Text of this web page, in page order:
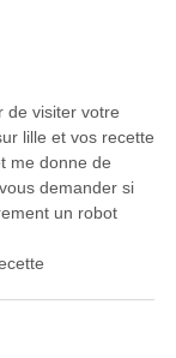
de visiter votre
lille et vos recette
me donne de
demander si
un robot